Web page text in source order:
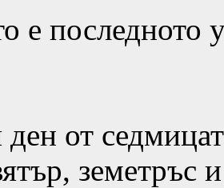
е последното
от
земетръс